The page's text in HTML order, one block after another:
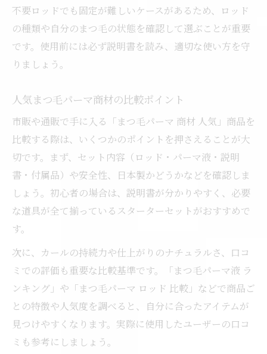
不要ロッドでも固定が難しいケースがあるため、ロッド
の種類や自分のまつ毛の状態を確認して選ぶことが重要
です。使用前には必ず説明書を読み、適切な使い方を守
りましょう。
人気まつ毛パーマ商材の比較ポイント
市販や通販で手に入る「まつ毛パーマ 商材 人気」商品を
比較する際は、いくつかのポイントを押さえることが大
切です。まず、セット内容（ロッド・パーマ液・説明
書・付属品）や安全性、日本製かどうかなどを確認しま
しょう。初心者の場合は、説明書が分かりやすく、必要
な道具が全て揃っているスターターセットがおすすめで
す。
次に、カールの持続力や仕上がりのナチュラルさ、口コ
ミでの評価も重要な比較基準です。「まつ毛パーマ液 ラ
ンキング」や「まつ毛パーマ ロッド 比較」などで商品ご
との特徴や人気度を調べると、自分に合ったアイテムが
見つけやすくなります。実際に使用したユーザーの口コ
ミも参考にしましょう。